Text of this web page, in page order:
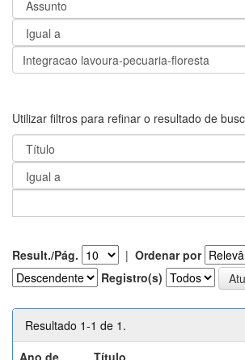
Utilizar filtros para refinar o resultado de
Result./Pág. | Ordenar por
Registro(s)
Resultado 1-1 de 1.
Ano de
Título